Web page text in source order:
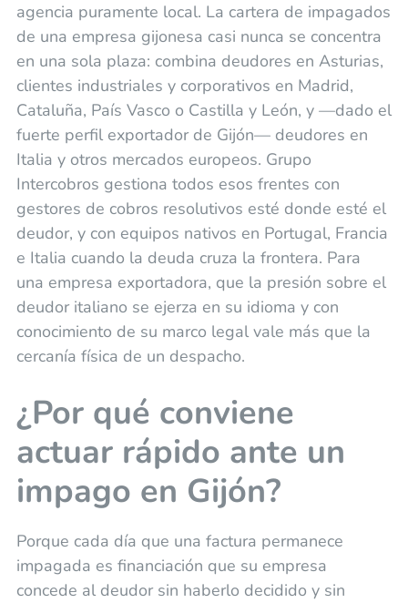
agencia puramente local. La cartera de impagados
de una empresa gijonesa casi nunca se concentra
en una sola plaza: combina deudores en Asturias,
clientes industriales y corporativos en Madrid,
Cataluña, País Vasco o Castilla y León, y —dado el
fuerte perfil exportador de Gijón— deudores en
Italia y otros mercados europeos. Grupo
Intercobros gestiona todos esos frentes con
gestores de cobros resolutivos esté donde esté el
deudor, y con equipos nativos en Portugal, Francia
e Italia cuando la deuda cruza la frontera. Para
una empresa exportadora, que la presión sobre el
deudor italiano se ejerza en su idioma y con
conocimiento de su marco legal vale más que la
cercanía física de un despacho.
¿Por qué conviene
actuar rápido ante un
impago en Gijón?
Porque cada día que una factura permanece
impagada es financiación que su empresa
concede al deudor sin haberlo decidido y sin